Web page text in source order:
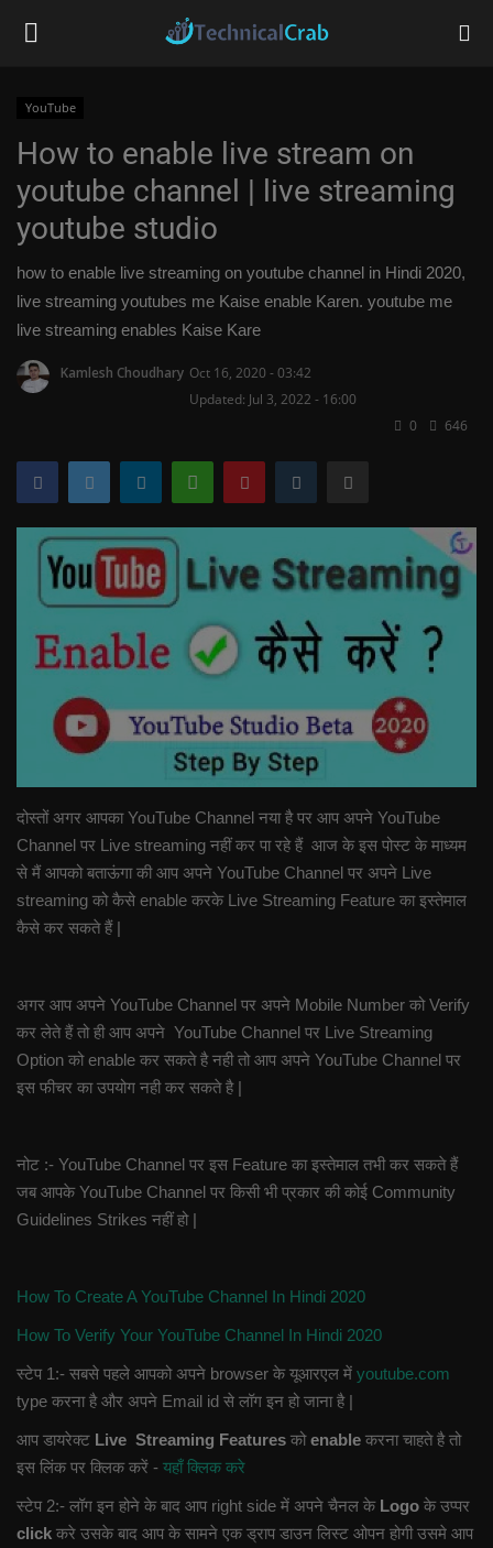
Home
Technology
Banking
Tips & Tricks
Social Media
YouTube
How to enable live stream on
youtube channel | live streaming
youtube studio
how to enable live streaming on youtube channel in Hindi 2020,
live streaming youtubes me Kaise enable Karen. youtube me
live streaming enables Kaise Kare
Kamlesh Choudhary Oct 16, 2020 - 03:42
Updated: Jul 3, 2022 - 16:00
0
646
दोस्तों अगर आपका YouTube Channel नया है पर आप अपने YouTube
Channel पर Live streaming नहीं कर पा रहे हैं आज के इस पोस्ट के माध्यम
से मैं आपको बताऊंगा की आप अपने YouTube Channel पर अपने Live
streaming को कैसे enable करके Live Streaming Feature का इस्तेमाल
कैसे कर सकते हैं |
अगर आप अपने YouTube Channel पर अपने Mobile Number को Verify
कर लेते हैं तो ही आप अपने YouTube Channel पर Live Streaming
Option को enable कर सकते है नही तो आप अपने YouTube Channel पर
इस फीचर का उपयोग नही कर सकते है |
नोट :- YouTube Channel पर इस Feature का इस्तेमाल तभी कर सकते हैं
जब आपके YouTube Channel पर किसी भी प्रकार की कोई Community
Guidelines Strikes नहीं हो |
How To Create A YouTube Channel In Hindi 2020
How To Verify Your YouTube Channel In Hindi 2020
स्टेप 1:- सबसे पहले आपको अपने browser के यूआरएल में youtube.com
type करना है और अपने Email id से लॉग इन हो जाना है |
आप डायरेक्ट Live Streaming Features कोenable करना चाहते है तो
इस लिंक पर क्लिक करें - यहाँ क्लिक करे
स्टेप 2:- लॉग इन होने के बाद आप right side में अपने चैनल के Logo के उप्पर
click करे उसके बाद आप के सामने एक ड्राप डाउन लिस्ट ओपन होगी उसमे आप